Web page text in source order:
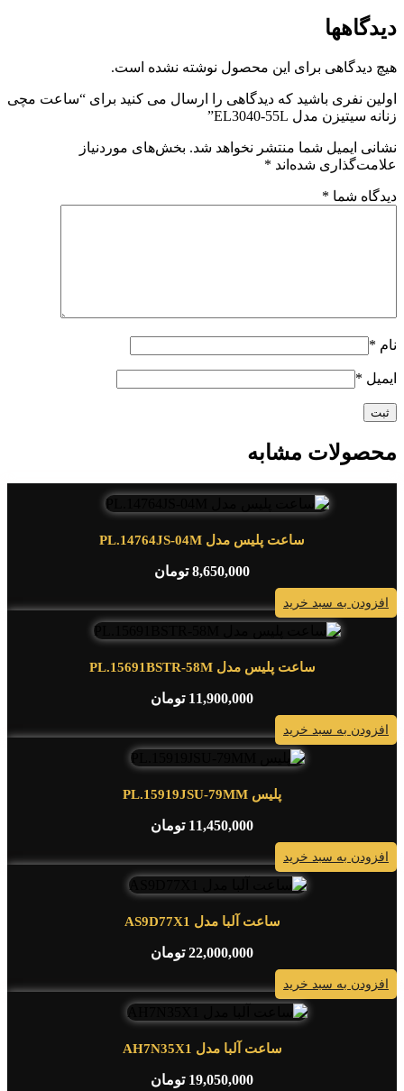
دیدگاهها
هیچ دیدگاهی برای این محصول نوشته نشده است.
اولین نفری باشید که دیدگاهی را ارسال می کنید برای “ساعت مچی
زنانه سیتیزن مدل EL3040-55L”
نشانی ایمیل شما منتشر نخواهد شد. بخش‌های موردنیاز
علامت‌گذاری شده‌اند*
دیدگاه شما*
نام*
ایمیل *
محصولات مشابه
ساعت پلیس مدل PL.14764JS-04M
8,650,000 تومان
افزودن به سبد خرید
ساعت پلیس مدل PL.15691BSTR-58M
11,900,000 تومان
افزودن به سبد خرید
پلیس PL.15919JSU-79MM
11,450,000 تومان
افزودن به سبد خرید
ساعت آلبا مدل AS9D77X1
22,000,000 تومان
افزودن به سبد خرید
ساعت آلبا مدل AH7N35X1
19,050,000 تومان